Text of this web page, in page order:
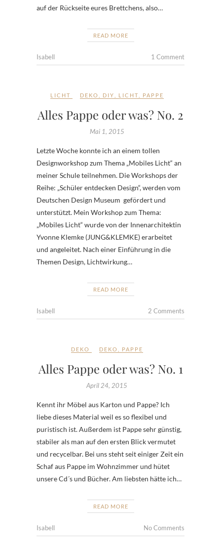
auf der Rückseite eures Brettchens, also…
READ MORE
Isabell 1 Comment
LICHT DEKO DIY LICHT PAPPE
Alles Pappe oder was? No. 2
Mai 1, 2015
Letzte Woche konnte ich an einem tollen
Designworkshop zum Thema „Mobiles Licht“ an
meiner Schule teilnehmen. Die Workshops der
Reihe: „Schüler entdecken Design“, werden vom
Deutschen Design Museum gefördert und
unterstützt. Mein Workshop zum Thema:
„Mobiles Licht“ wurde von der Innenarchitektin
Yvonne Klemke (JUNG&KLEMKE) erarbeitet
und angeleitet. Nach einer Einführung in die
Themen Design, Lichtwirkung…
READ MORE
Isabell 2 Comments
DEKO DEKO PAPPE
Alles Pappe oder was? No. 1
April 24, 2015
Kennt ihr Möbel aus Karton und Pappe? Ich
liebe dieses Material weil es so flexibel und
puristisch ist. Außerdem ist Pappe sehr günstig,
stabiler als man auf den ersten Blick vermutet
und recycelbar. Bei uns steht seit einiger Zeit ein
Schaf aus Pappe im Wohnzimmer und hütet
unsere Cd´s und Bücher. Am liebsten hätte ich…
READ MORE
Isabell No Comments